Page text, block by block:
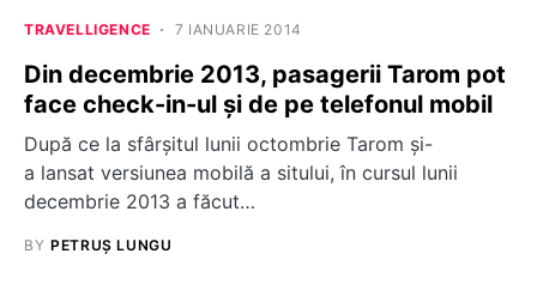
TRAVELLIGENCE 7 IANUARIE 2014
Din decembrie 2013, pasagerii Tarom pot
face check-in-ul și de pe telefonul mobil
După ce la sfârşitul lunii octombrie Tarom şi-
a lansat versiunea mobilă a sitului, în cursul lunii
decembrie 2013 a făcut…
BY PETRUȘ LUNGU